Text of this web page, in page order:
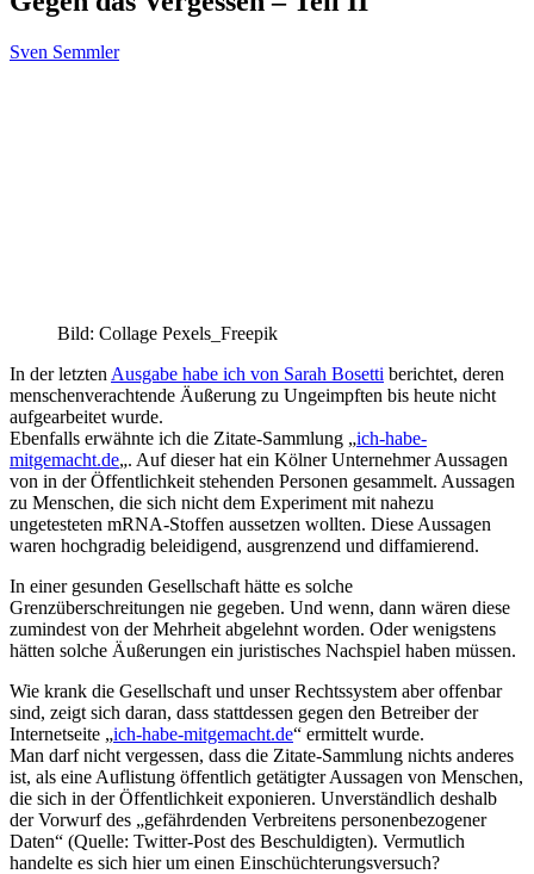
Sven Semmler
Bild: Collage Pexels_Freepik
In der letzten Ausgabe habe ich von Sarah Bosetti berichtet, deren
menschenverachtende Äußerung zu Ungeimpften bis heute nicht
aufgearbeitet wurde.
Ebenfalls erwähnte ich die Zitate-Sammlung „ich-habe-
mitgemacht.de„. Auf dieser hat ein Kölner Unternehmer Aussagen
von in der Öffentlichkeit stehenden Personen gesammelt. Aussagen
zu Menschen, die sich nicht dem Experiment mit nahezu
ungetesteten mRNA-Stoffen aussetzen wollten. Diese Aussagen
waren hochgradig beleidigend, ausgrenzend und diffamierend.
In einer gesunden Gesellschaft hätte es solche
Grenzüberschreitungen nie gegeben. Und wenn, dann wären diese
zumindest von der Mehrheit abgelehnt worden. Oder wenigstens
hätten solche Äußerungen ein juristisches Nachspiel haben müssen.
Wie krank die Gesellschaft und unser Rechtssystem aber offenbar
sind, zeigt sich daran, dass stattdessen gegen den Betreiber der
Internetseite „ich-habe-mitgemacht.de“ ermittelt wurde.
Man darf nicht vergessen, dass die Zitate-Sammlung nichts anderes
ist, als eine Auflistung öffentlich getätigter Aussagen von Menschen,
die sich in der Öffentlichkeit exponieren. Unverständlich deshalb
der Vorwurf des „gefährdenden Verbreitens personenbezogener
Daten“ (Quelle: Twitter-Post des Beschuldigten). Vermutlich
handelte es sich hier um einen Einschüchterungsversuch?